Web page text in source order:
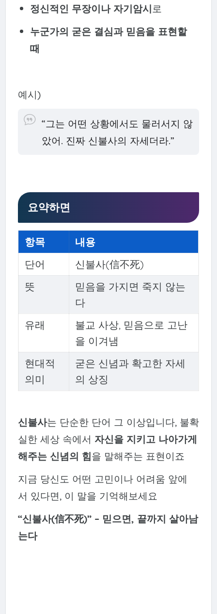
정신적인 무장이나 자기암시로
누군가의 굳은 결심과 믿음을 표현할
때
예시)
“그는 어떤 상황에서도 물러서지 않
았어. 진짜 신불사의 자세더라.”
요약하면
항목
내용
단어
신불사(信不死)
뜻
믿음을 가지면 죽지 않는
다
유래
불교 사상, 믿음으로 고난
을 이겨냄
현대적
의미
굳은 신념과 확고한 자세
의 상징
신불사는 단순한 단어 그 이상입니다, 불확
실한 세상 속에서 자신을 지키고 나아가게
해주는 신념의 힘을 말해주는 표현이죠
지금 당신도 어떤 고민이나 어려움 앞에
서 있다면, 이 말을 기억해보세요
“신불사(信不死)” – 믿으면, 끝까지 살아남
는다